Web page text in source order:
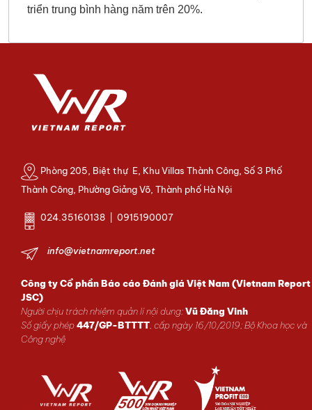
triển trung bình hàng năm trên 20%.
Phòng 205, Biệt thự E, Khu Villas Thành Công, Số 3 Phố
Thành Công, Phường Giảng Võ, Thành phố Hà Nội
024.35160138 | 0915190007
info@vietnamreport.net
Công ty Cổ phần Báo cáo Đánh giá Việt Nam (Vietnam Report
JSC)
Người chịu trách nhiệm quản lí nội dung:Vũ Đăng Vinh
Số giấy phép447/GP-BTTTT, cấp ngày 16/10/2019; Bộ Khoa học và
Công nghệ